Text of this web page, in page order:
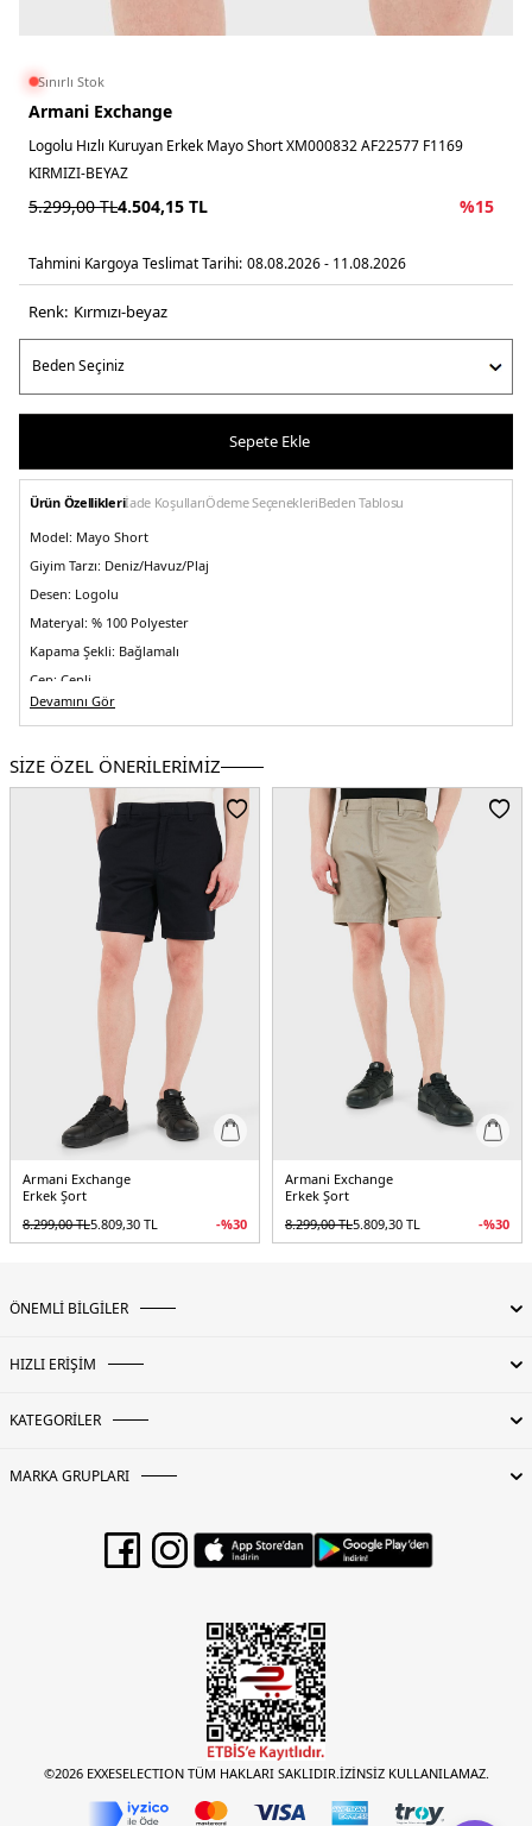
Sınırlı Stok
Armani Exchange
Logolu Hızlı Kuruyan Erkek Mayo Short XM000832 AF22577 F1169
KIRMIZI-BEYAZ
5.299,00TL4.504,15 TL %15
Tahmini Kargoya Teslimat Tarihi: 08.08.2026 - 11.08.2026
Renk: kirmizi-beyaz
Sepete Ekle
Ürün Özellikleriİade KoşullarıÖdeme SeçenekleriBeden Tablosu
Model: Mayo Short
Giyim Tarzı: Deniz/Havuz/Plaj
Desen: Logolu
Materyal: % 100 Polyester
Kapama Şekli: Bağlamalı
Cep: Cepli
Kumaş Tipi:Dokuma
Manken Bedeni:Boy : 1.90 cm / Göğüs : 108 cm / Bel : 85 cm / Basen : 100 cm
/ Beden : L
Yaş Grubu: Yetişkin
Kamboçya
- Hızlı kuruyan kumaş
5DY1XM000832AF22577F1169.728
Devamını Gör
SİZE ÖZEL ÖNERİLERİMİZ
Armani Exchange
Erkek Şort
8.299,00TL5.809,30 TL -%30
Armani Exchange
Erkek Şort
8.299,00TL5.809,30 TL -%30
ÖNEMLİ BİLGİLER
HIZLI ERİŞİM
KATEGORİLER
MARKA GRUPLARI
©2026 EXXESELECTION TÜM HAKLARI SAKLIDIR.İZİNSİZ KULLANILAMAZ.